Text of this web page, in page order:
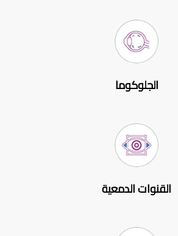
الجلوكوما
القنوات الدمعية